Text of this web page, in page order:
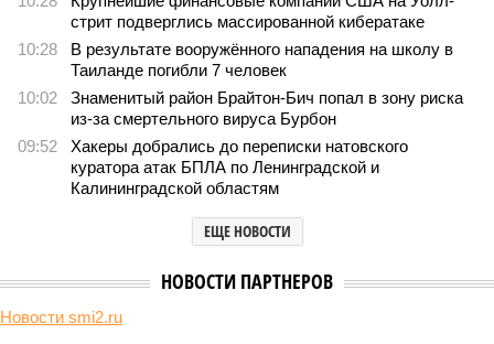
стрит подверглись массированной кибератаке
10:28
В результате вооружённого нападения на школу в
Таиланде погибли 7 человек
10:02
Знаменитый район Брайтон-Бич попал в зону риска
из-за смертельного вируса Бурбон
09:52
Хакеры добрались до переписки натовского
куратора атак БПЛА по Ленинградской и
Калининградской областям
ЕЩЕ НОВОСТИ
НОВОСТИ ПАРТНЕРОВ
Новости smi2.ru